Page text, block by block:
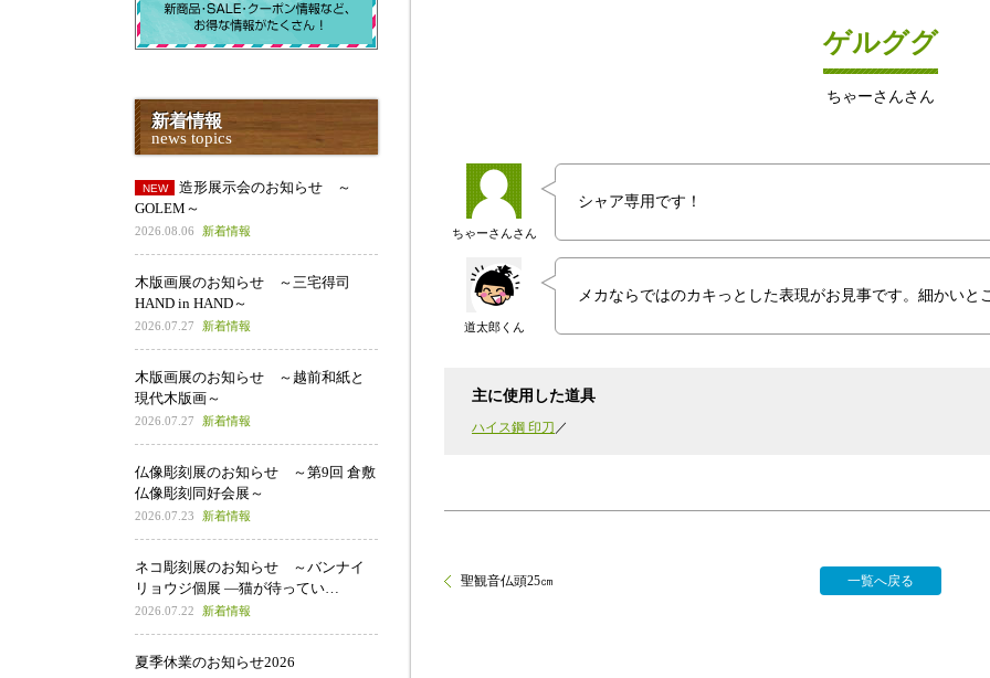
ゲルググ
ちゃーさんさん
ちゃーさんさん
シャア専用です！
道太郎くん
メカならではのカキっとした表現がお見事です。細かいと
主に使用した道具
ハイス鋼 印刀
聖観音仏頭25㎝ 一覧へ戻る
新着情報
news topics
造形展示会のお知らせ ～
GOLEM～
2026.08.06 新着情報
木版画展のお知らせ ～三宅得司
HAND in HAND～
2026.07.27 新着情報
木版画展のお知らせ ～越前和紙と
現代木版画～
2026.07.27 新着情報
仏像彫刻展のお知らせ ～第9回 倉敷
仏像彫刻同好会展～
2026.07.23 新着情報
ネコ彫刻展のお知らせ ～バンナイ
リョウジ個展 ―猫が待ってい…
2026.07.22 新着情報
夏季休業のお知らせ2026